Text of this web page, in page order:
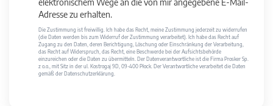
elektronischem Wege an die von mir angegebene E-Mail-
Adresse zu erhalten.
Die Zustimmung ist freiwillig. Ich habe das Recht, meine Zustimmung jederzeit zu widerrufen
(die Daten werden bis zum Widerruf der Zustimmung verarbeitet). Ich habe das Recht auf
Zugang zu den Daten, deren Berichtigung, Löschung oder Einschränkung der Verarbeitung,
das Recht auf Widerspruch, das Recht, eine Beschwerde bei der Aufsichtsbehörde
einzureichen oder die Daten zu übermitteln. Der Datenverantwortliche ist die Firma Prosker Sp.
z o.o., mit Sitz in der ul. Kostrogaj 9D, 09-400 Płock. Der Verantwortliche verarbeitet die Daten
gemäß der Datenschutzerklärung.